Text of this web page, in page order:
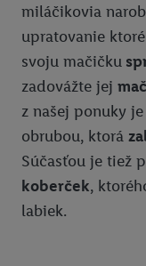
miláčikovia
upratovanie
svoju mačičku
zadovážte jej
z našej ponuky
obrubou, ktorá
Súčasťou je tiež
koberček,
labiek.